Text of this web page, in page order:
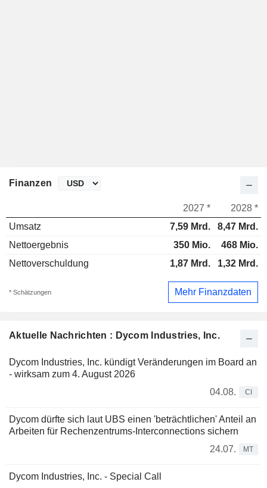
Aktuelle Nachrichten : Dycom Industries, Inc.
Dycom Industries, Inc. kündigt Veränderungen im Board an
- wirksam zum 4. August 2026
04.08.
CI
Dycom dürfte sich laut UBS einen 'beträchtlichen' Anteil an
Arbeiten für Rechenzentrums-Interconnections sichern
24.07.
MT
Dycom Industries, Inc. - Special Call
Finanzen
2027 *
2028 *
Umsatz
7,59 Mrd.
8,47 Mrd.
Nettoergebnis
350 Mio.
468 Mio.
Nettoverschuldung
1,87 Mrd. 1,32 Mrd.
* Schätzungen Mehr Finanzdaten